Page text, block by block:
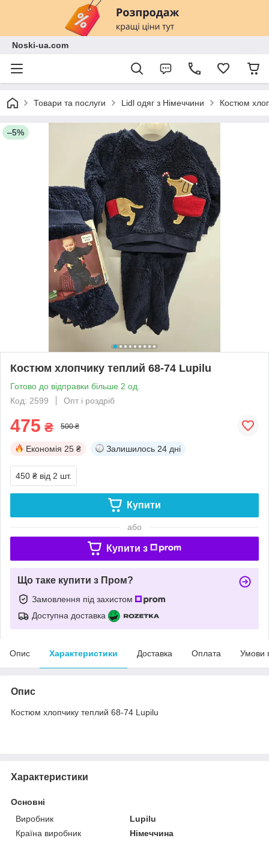
Noski-ua.com
Товари та послуги Lidl одяг з Німеччини Костюм
–5%
Костюм хлопчику теплий 68-74 Lupilu
Готово до відправки більше 2 од.
Код: 2599
Опт і роздріб
475 ₴ 500 ₴
Економія 25 ₴ Залишилось 24 дні
450 ₴ від 2 шт.
Купити
або
Купити з
Що таке купити з Пром?
Замовлення під захистом
Доступна доставка
Опис Характеристики Доставка Оплата Умови
Опис
Костюм хлопчику теплий 68-74 Lupilu
Характеристики
Основні
Виробник
Lupilu
Країна виробник
Німеччина